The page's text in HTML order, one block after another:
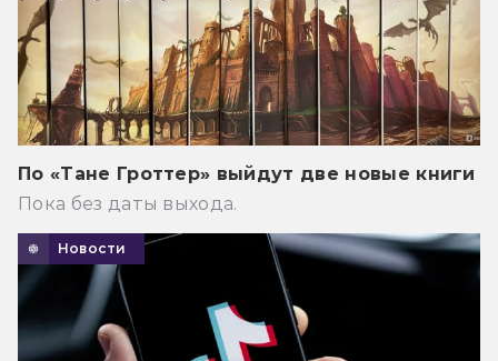
По «Тане Гроттер» выйдут две новые книги
Пока без даты выхода.
Новости